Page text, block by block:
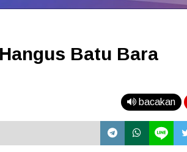
Batu Bara
bacakan